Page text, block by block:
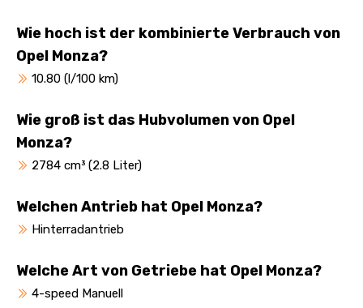
Wie hoch ist der kombinierte Verbrauch von
Opel Monza?
10.80 (l/100 km)
Wie groß ist das Hubvolumen von Opel
Monza?
2784 cm³ (2.8 Liter)
Welchen Antrieb hat Opel Monza?
Hinterradantrieb
Welche Art von Getriebe hat Opel Monza?
4-speed Manuell